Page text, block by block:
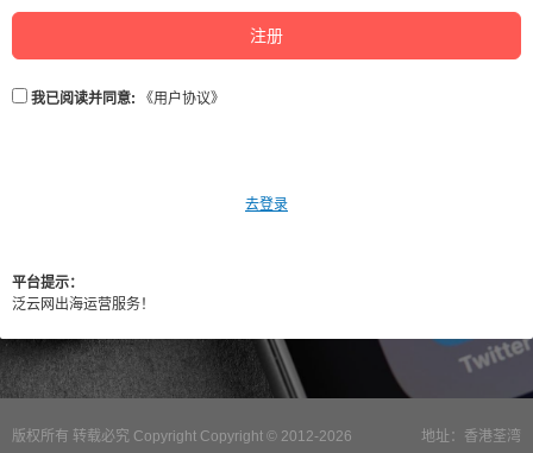
注册
我已阅读并同意: 《用户协议》
去登录
平台提示：
泛云网出海运营服务！
地址：香港荃湾
版权所有 转载必究 Copyright Copyright © 2012-2026